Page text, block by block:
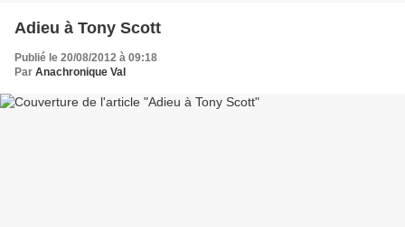
Adieu à Tony Scott
Publié le 20/08/2012 à 09:18
Par Anachronique Val